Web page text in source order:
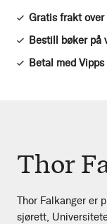
Gratis frakt
Bestill bøker på
Betal med Vipps
Thor
Thor Falkanger er
sjørett,